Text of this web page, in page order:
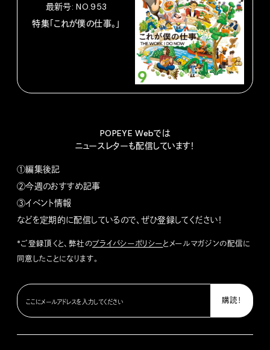
最新号: NO.953
特集「これが僕の仕事。」
POPEYE Webでは
ニュースレターも配信しています！
①編集後記
②今週のおすすめ記事
③イベント情報
などを定期的に配信しているので、ぜひ登録してください！
*ご登録頂くと、弊社のプライバシーポリシーとメールマガジンの配信に
同意したことになります。